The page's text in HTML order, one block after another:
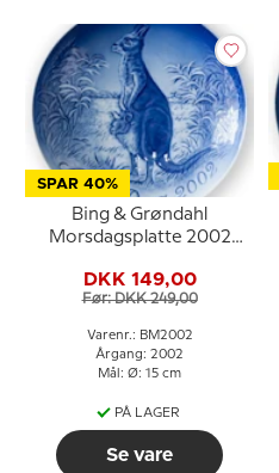
SPAR 40%
Bing & Grøndahl
Morsdagsplatte 2002
DKK 149,00
Før: DKK 249,00
Varenr.: BM2002
Årgang: 2002
Mål: Ø: 15 cm
PÅ LAGER
Se vare